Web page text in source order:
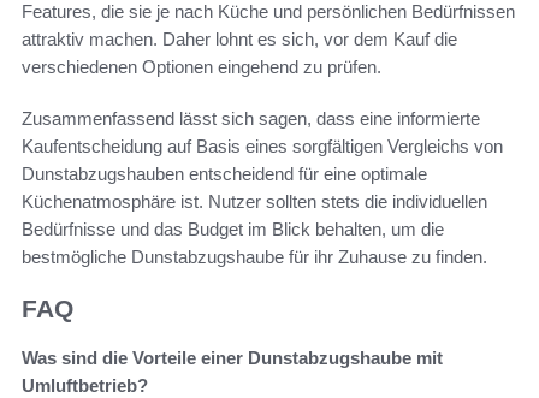
Features, die sie je nach Küche und persönlichen Bedürfnissen
attraktiv machen. Daher lohnt es sich, vor dem Kauf die
verschiedenen Optionen eingehend zu prüfen.
Zusammenfassend lässt sich sagen, dass eine informierte
Kaufentscheidung auf Basis eines sorgfältigen Vergleichs von
Dunstabzugshauben entscheidend für eine optimale
Küchenatmosphäre ist. Nutzer sollten stets die individuellen
Bedürfnisse und das Budget im Blick behalten, um die
bestmögliche Dunstabzugshaube für ihr Zuhause zu finden.
FAQ
Was sind die Vorteile einer Dunstabzugshaube mit
Umluftbetrieb?